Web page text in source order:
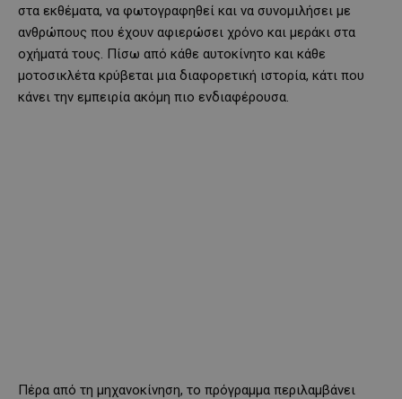
στα εκθέματα, να φωτογραφηθεί και να συνομιλήσει με
ανθρώπους που έχουν αφιερώσει χρόνο και μεράκι στα
οχήματά τους. Πίσω από κάθε αυτοκίνητο και κάθε
μοτοσικλέτα κρύβεται μια διαφορετική ιστορία, κάτι που
κάνει την εμπειρία ακόμη πιο ενδιαφέρουσα.
Πέρα από τη μηχανοκίνηση, το πρόγραμμα περιλαμβάνει